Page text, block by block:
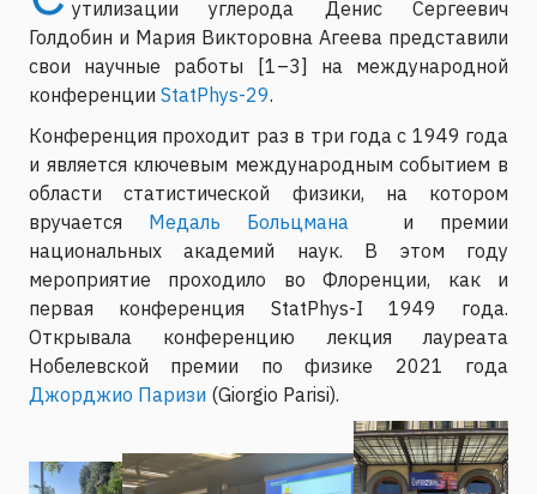
утилизации углерода Денис Сергеевич
Голдобин и Мария Викторовна Агеева представили
свои научные работы [1–3] на международной
конференции StatPhys-29.
Конференция проходит раз в три года с 1949 года
и является ключевым международным событием в
области статистической физики, на котором
вручается Медаль Больцмана и премии
национальных академий наук. В этом году
мероприятие проходило во Флоренции, как и
первая конференция StatPhys-I 1949 года.
Открывала конференцию лекция лауреата
Нобелевской премии по физике 2021 года
Джорджио Паризи (Giorgio Parisi).